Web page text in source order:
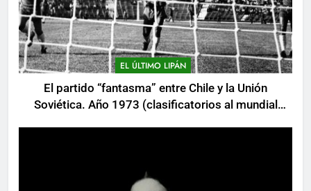
EL ÚLTIMO LIPÁN
El partido “fantasma” entre Chile y la Unión
Soviética. Año 1973 (clasificatorios al mundial